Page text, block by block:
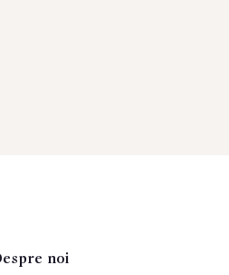
noi